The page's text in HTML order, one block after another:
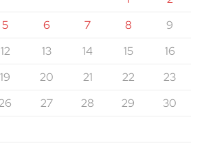
5 6 7 8
9
12 13 14 15
16
19 20 21 22
23
27 28 29
30